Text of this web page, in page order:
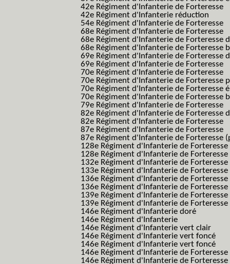
42e Régiment d'Infanterie de Forteresse
42e Régiment d'Infanterie réduction
54e Régiment d'Infanterie de Forteresse
68e Régiment d'Infanterie de Forteresse
68e Régiment d'Infanterie de Forteresse
68e Régiment d'Infanterie de Forteresse
69e Régiment d'Infanterie de Forteresse
69e Régiment d'Infanterie de Forteresse
70e Régiment d'Infanterie de Forteresse
70e Régiment d'Infanterie de Forteresse
70e Régiment d'Infanterie de Forteresse
70e Régiment d'Infanterie de Forteresse
79e Régiment d'Infanterie de Forteresse
82e Régiment d'Infanterie de Forteresse
82e Régiment d'Infanterie de Forteresse
87e Régiment d'Infanterie de Forteresse
87e Régiment d'Infanterie de Forteresse
128e Régiment d'Infanterie de Forteresse
128e Régiment d'Infanterie de
132e Régiment d'Infanterie de Forteresse
133e Régiment d'Infanterie de Forteresse
136e Régiment d'Infanterie de Forteresse
136e Régiment d'Infanterie de
139e Régiment d'Infanterie de
139e Régiment d'Infanterie de
146e Régiment d'Infanterie doré
146e Régiment d'Infanterie
146e Régiment d'Infanterie vert clair
146e Régiment d'Infanterie vert foncé
146e Régiment d'Infanterie vert foncé
146e Régiment d'Infanterie de
146e Régiment d'Infanterie de